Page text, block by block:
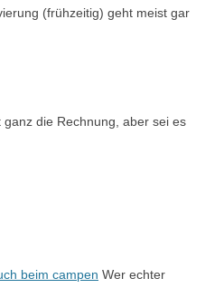
(frühzeitig) geht meist gar
ganz die Rechnung, aber sei es
beim campen Wer echter